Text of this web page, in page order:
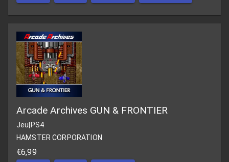
Arcade Archives GUN & FRONTIER
Jeu PS4
HAMSTER CORPORATION
€6,99